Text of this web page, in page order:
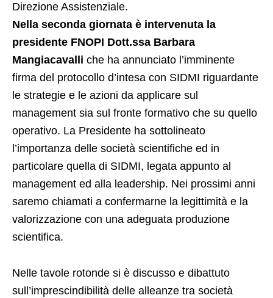
Direzione Assistenziale.
Nella seconda giornata è intervenuta la
presidente FNOPI Dott.ssa Barbara
Mangiacavalli che ha annunciato l’imminente
firma del protocollo d’intesa con SIDMI riguardante
le strategie e le azioni da applicare sul
management sia sul fronte formativo che su quello
operativo. La Presidente ha sottolineato
l’importanza delle società scientifiche ed in
particolare quella di SIDMI, legata appunto al
management ed alla leadership. Nei prossimi anni
saremo chiamati a confermarne la legittimità e la
valorizzazione con una adeguata produzione
scientifica.
Nelle tavole rotonde si è discusso e dibattuto
sull’imprescindibilità delle alleanze tra società